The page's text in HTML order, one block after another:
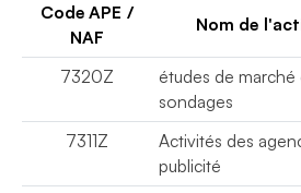
Code APE /
NAF
Nom de
7320Z
études de marché
sondages
7311Z
Activités des
publicité